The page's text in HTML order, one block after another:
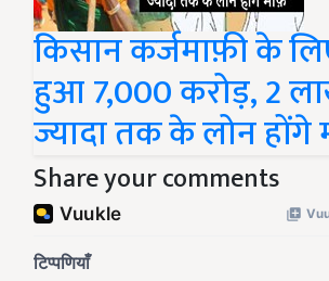
किसान कर्जमाफ़ी के
हुआ 7,000 करोड़, 2
ज्यादा तक के लोन होंगे
Share your comments